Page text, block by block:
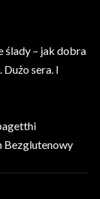
ślady – jak dobra
sera. I
Bezglutenowy